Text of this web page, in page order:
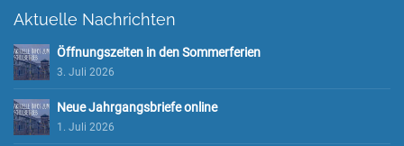
Aktuelle Nachrichten
Öffnungszeiten in den Sommerferien
3. Juli 2026
Neue Jahrgangsbriefe online
1. Juli 2026